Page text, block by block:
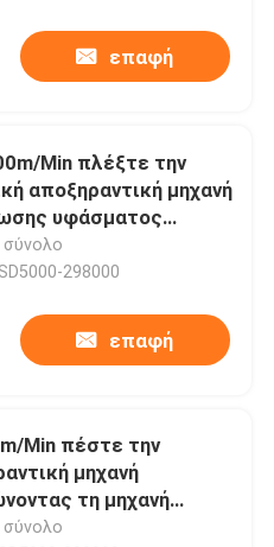
επαφή
Min πλέξτε την
αποξηραντική μηχανή
υφάσματος
υφάσματος 50T
σύνολο
298000
επαφή
Min πέστε την
μηχανή
τη μηχανή
θερμότητας
σύνολο